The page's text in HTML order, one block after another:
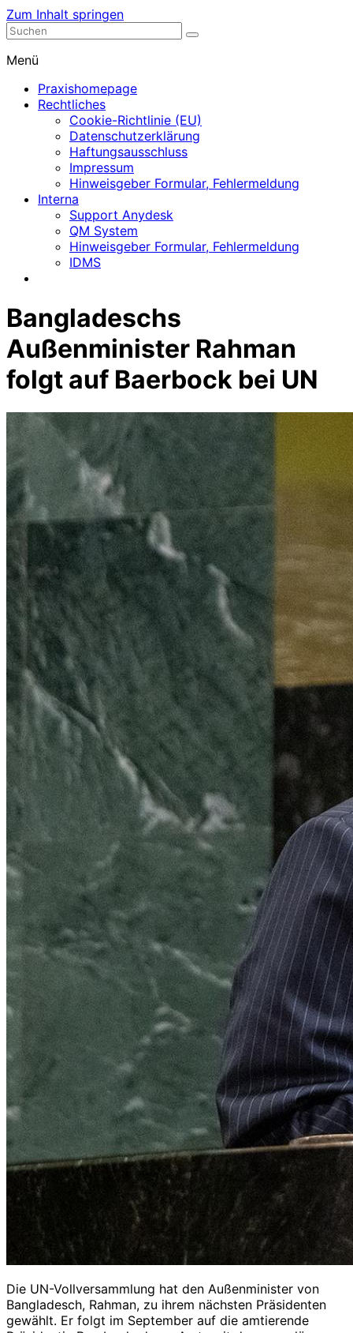
Zum Inhalt springen
Nephrologische Praxis mit Dialyse
Menü
Praxishomepage
Rechtliches
Cookie-Richtlinie (EU)
Datenschutzerklärung
Haftungsausschluss
Impressum
Hinweisgeber Formular, Fehlermeldung
Interna
Support Anydesk
QM System
Hinweisgeber Formular, Fehlermeldung
IDMS
Bangladeschs
Außenminister Rahman
folgt auf Baerbock bei UN
Die UN-Vollversammlung hat den Außenminister von
Bangladesch, Rahman, zu ihrem nächsten Präsidenten
gewählt. Er folgt im September auf die amtierende